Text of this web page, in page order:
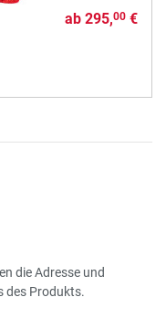
ab 295,00€
die Adresse und
des Produkts.